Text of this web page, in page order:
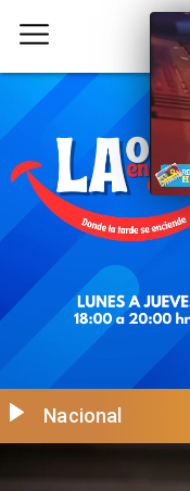
Nacional